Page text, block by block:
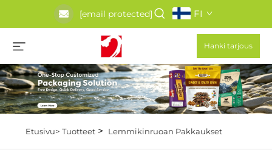
[email protected] FI
Hanki tarjous
Etusivu> Tuotteet> Lemmikinruoan Pakkaukset